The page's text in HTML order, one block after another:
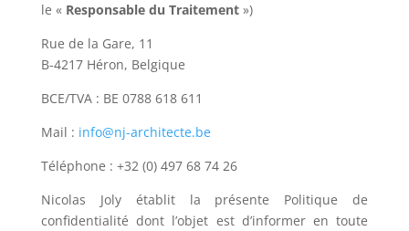
le « Responsable du Traitement»)
Rue de la Gare, 11
B-4217 Héron, Belgique
BCE/TVA : BE 0788 618 611
Mail : info@nj-architecte.be
Téléphone : +32 (0) 497 68 74 26
Nicolas Jolyétablit la présente Politique de
confidentialité dont l’objet est d’informer en toute